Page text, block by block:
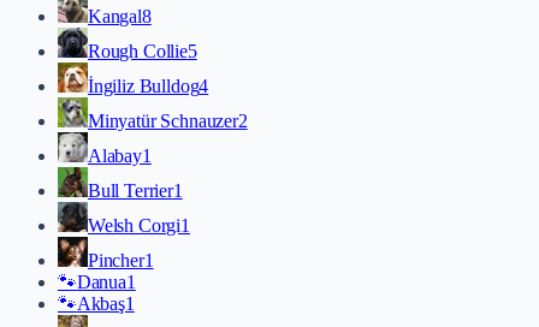
Kangal8
Rough Collie5
İngiliz Bulldog4
Minyatür Schnauzer2
Alabay1
Bull Terrier1
Welsh Corgi1
Pincher1
🐾Danua1
🐾Akbaş1